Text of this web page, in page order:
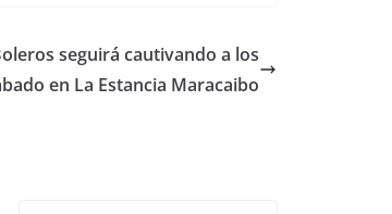
seguirá cautivando a los
en La Estancia Maracaibo